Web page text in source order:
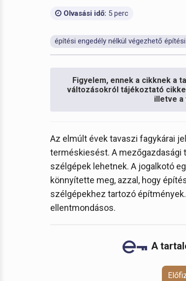
Olvasási idő: 5 perc
építési engedély nélkül végezhető
Figyelem, ennek a cikknek a
változásokról tájékoztató
illetve a
Az elmúlt évek tavaszi fagykárai
terméskiesést. A
szélgépek lehetnek. A jogalkotó
könnyítette meg, azzal, hogy
szélgépekhez tartozó
ellentmondásos.
A